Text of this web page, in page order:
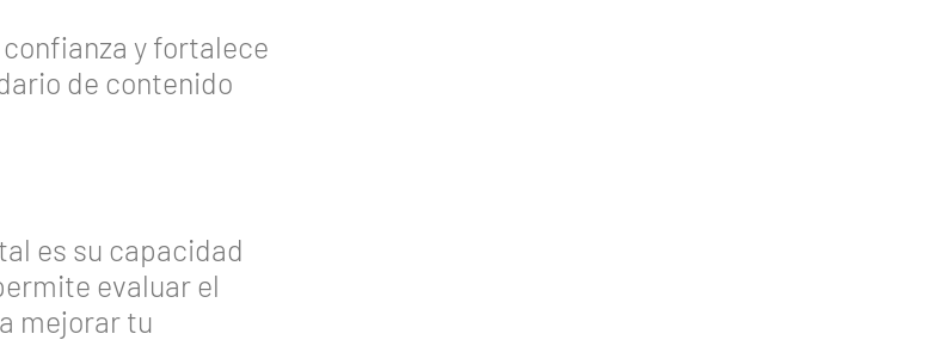
y fortalece
de contenido
es su capacidad
evaluar el
mejorar tu